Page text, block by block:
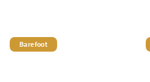
Barefoot